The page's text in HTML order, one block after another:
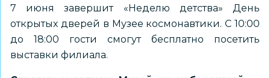
7 июня завершит «Неделю детства» День
открытых дверей в Музее космонавтики. С 10:00
до 18:00 гости смогут бесплатно посетить
выставки филиала.